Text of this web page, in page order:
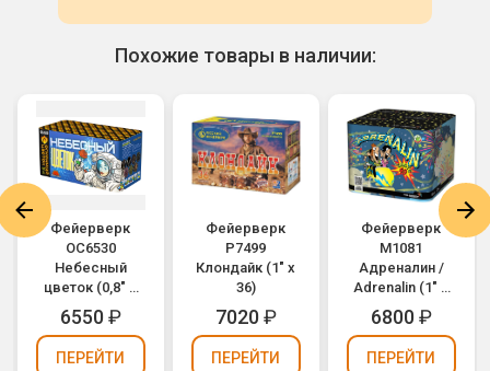
Похожие товары в наличии:
Фейерверк
ОС6530
Небесный
цветок (0,8" х
64)
6550₽
ПЕРЕЙТИ
Фейерверк
Р7499
Клондайк (1" х
36)
7020₽
ПЕРЕЙТИ
Фейерверк
М1081
Адреналин /
Adrenalin (1" х
49)
6800₽
ПЕРЕЙТИ